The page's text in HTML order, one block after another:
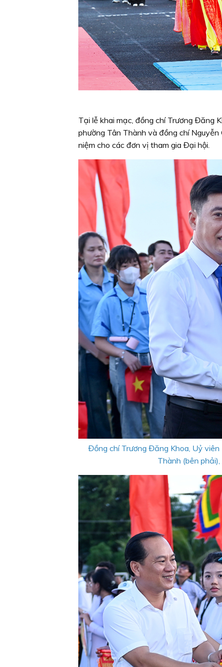
Tại lễ khai mạc, đồng chí Trương Đăng
phường Tân Thành và đồng chí Nguyễn
niệm cho các đơn vị tham gia Đại hội.
Đồng chí Trương Đăng Khoa, Uỷ
Thành (bên